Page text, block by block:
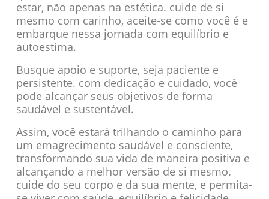
estar, não apenas na estética. cuide de si
mesmo com carinho, aceite-se como você é e
embarque nessa jornada com equilíbrio e
autoestima.
Busque apoio e suporte, seja paciente e
persistente. com dedicação e cuidado, você
pode alcançar seus objetivos de forma
saudável e sustentável.
Assim, você estará trilhando o caminho para
um emagrecimento saudável e consciente,
transformando sua vida de maneira positiva e
alcançando a melhor versão de si mesmo.
cuide do seu corpo e da sua mente, e permita-